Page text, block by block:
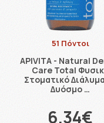
51 Πόντοι
APIVITA - Natural
Care Total
Στοματικό
Δυόσμο …
6.34€